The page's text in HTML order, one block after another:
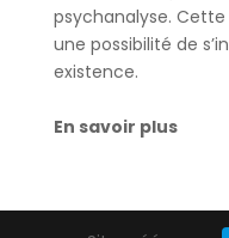
psychanalyse.
une possibilité de
existence.
En savoir plus